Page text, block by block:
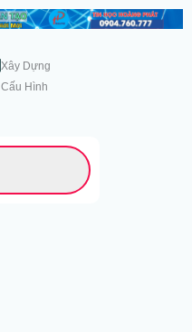
Xây Dựng
Cấu Hình